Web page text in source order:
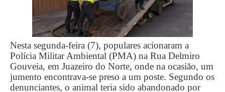
Nesta segunda-feira (7), populares acionaram a
Polícia Militar Ambiental (PMA) na Rua Delmiro
Gouveia, em Juazeiro do Norte, onde na ocasião, um
jumento encontrava-se preso a um poste. Segundo os
denunciantes, o animal teria sido abandonado por